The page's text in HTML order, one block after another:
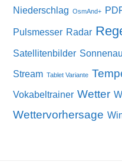
Niederschlag OsmAnd+
Pulsmesser Radar
Satellitenbilder
Stream Tablet Variante
Vokabeltrainer Wetter
Wettervorhersage